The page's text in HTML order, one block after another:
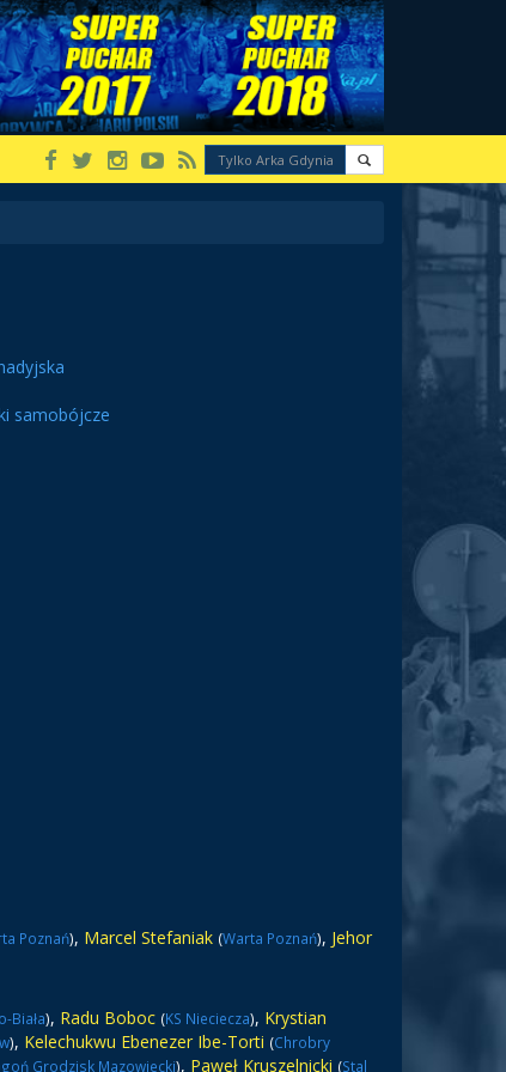
samobójcze
Poznań), Marcel Stefaniak (Warta Poznań), Jehor
Biała), Radu Boboc (KS Nieciecza), Krystian
), Kelechukwu Ebenezer Ibe-Torti (Chrobry
Grodzisk Mazowiecki), Paweł Kruszelnicki (Stal